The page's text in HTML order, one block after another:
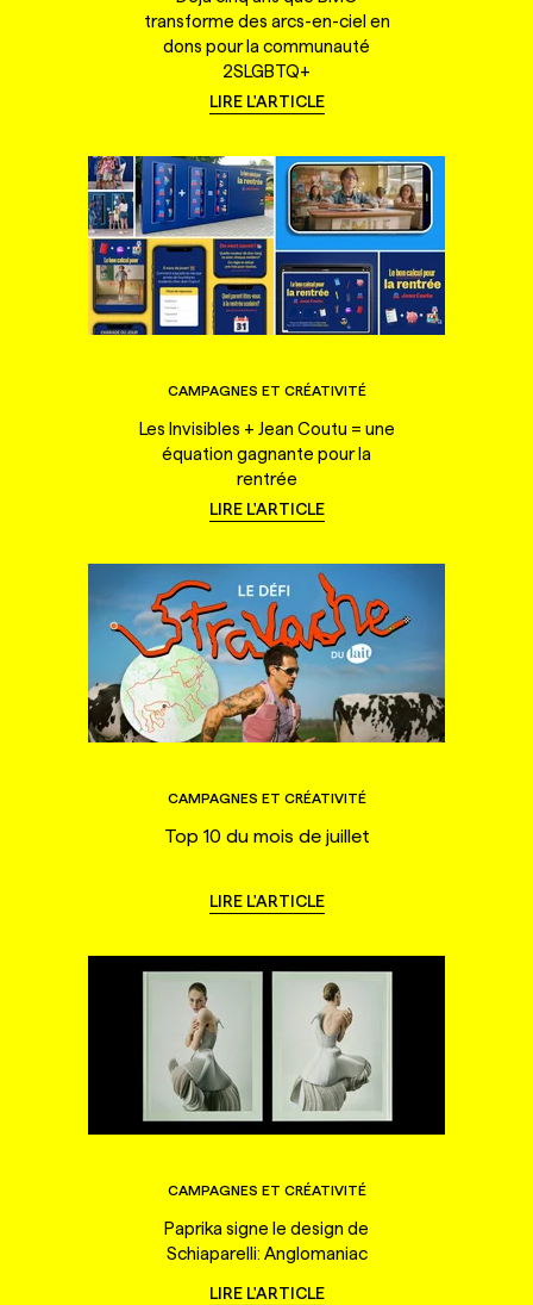
transforme des arcs-en-ciel en
dons pour la communauté
2SLGBTQ+
LIRE L'ARTICLE
CAMPAGNES ET CRÉATIVITÉ
Les Invisibles + Jean Coutu = une
équation gagnante pour la
rentrée
LIRE L'ARTICLE
CAMPAGNES ET CRÉATIVITÉ
Top 10 du mois de juillet
LIRE L'ARTICLE
CAMPAGNES ET CRÉATIVITÉ
Paprika signe le design de
Schiaparelli: Anglomaniac
LIRE L'ARTICLE